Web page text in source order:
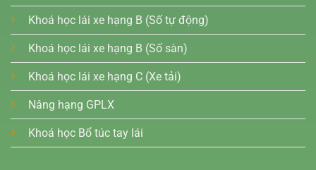
Khoá học lái xe hạng B (Số tự động)
Khoá học lái xe hạng B (Số sàn)
Khoá học lái xe hạng C (Xe tải)
Nâng hạng GPLX
Khoá học Bổ túc tay lái